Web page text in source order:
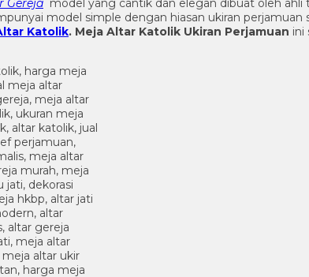
Gereja model yang cantik dan elegan dibuat oleh
model simple dengan hiasan ukiran
Katolik. Meja Altar Katolik Ukiran Perjamuan ini